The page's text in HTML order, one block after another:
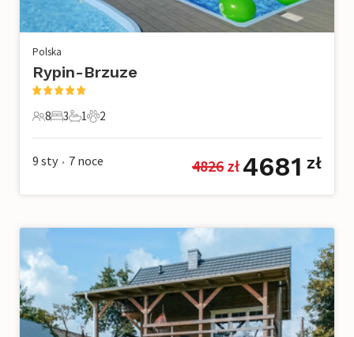
Polska
Rypin-Brzuze
8 Goście
8
3 Sypialnie
3
1 Łazienka
1
2 Zwierzęta domowe
2
9 sty • 7 noce 4826 zł 4681 zł